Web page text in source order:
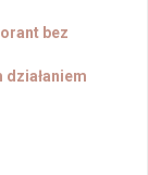
bez